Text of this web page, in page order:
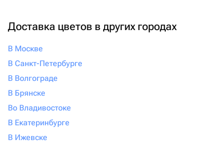
Доставка цветов в других городах
В Москве
В Санкт-Петербурге
В Волгограде
В Брянске
Во Владивостоке
В Екатеринбурге
В Ижевске